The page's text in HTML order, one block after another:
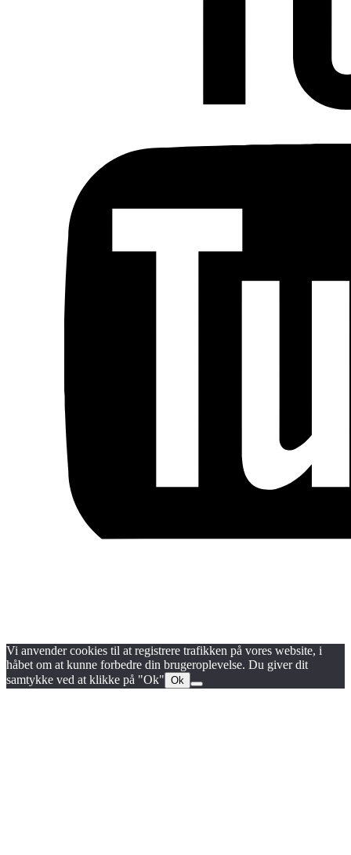
Vi anvender cookies til at registrere trafikken på vores website, i
håbet om at kunne forbedre din brugeroplevelse. Du giver dit
samtykke ved at klikke på "Ok" Ok